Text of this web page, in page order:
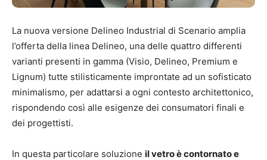
La nuova versione Delineo Industrial di Scenario amplia
l’offerta della linea Delineo, una delle quattro differenti
varianti presenti in gamma (Visio, Delineo, Premium e
Lignum) tutte stilisticamente improntate ad un sofisticato
minimalismo, per adattarsi a ogni contesto architettonico,
rispondendo così alle esigenze dei consumatori finali e
dei progettisti.
In questa particolare soluzione il vetro è contornato e